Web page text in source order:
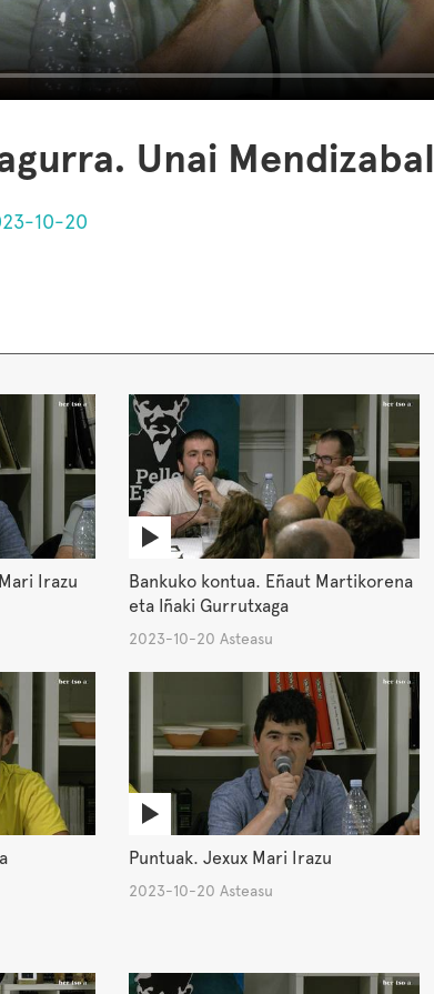
Unai Mendizabal
10-20
Irazu
Bankuko kontua. Eñaut Martikorena
eta Iñaki Gurrutxaga
2023-10-20 Asteasu
Puntuak. Jexux Mari Irazu
2023-10-20 Asteasu